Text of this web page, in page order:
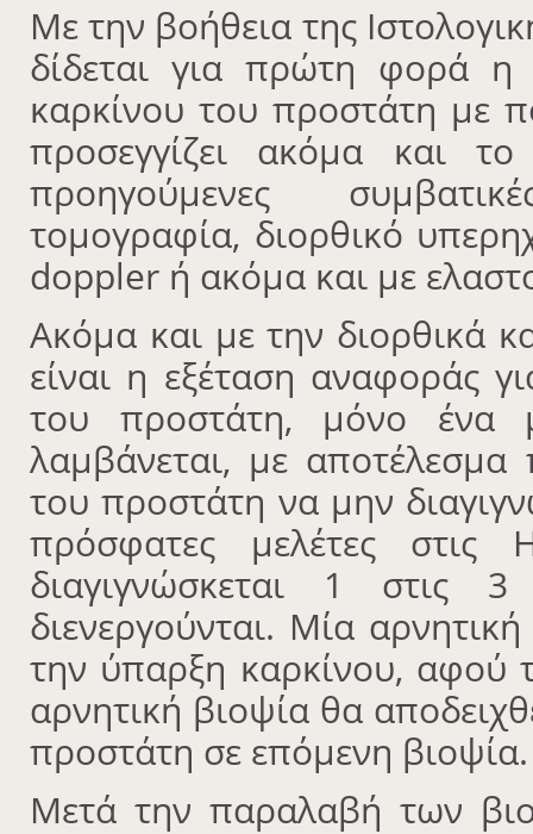
Με την βοήθεια της
δίδεται για πρώτη φορά η
καρκίνου του προστάτη με
προσεγγίζει ακόμα και
προηγούμενες
τομογραφία, διορθικό
doppler ή ακόμα και με
Ακόμα και με την διορθικά
είναι η εξέταση αναφοράς
του προστάτη, μόνο ένα
λαμβάνεται, με αποτέλεσμα
του προστάτη να μην
πρόσφατες μελέτες στις
διαγιγνώσκεται 1 στις
διενεργούνται. Μία
την ύπαρξη καρκίνου, αφού
αρνητική βιοψία θα
προστάτη σε επόμενη βιοψία.
Μετά την παραλαβή των